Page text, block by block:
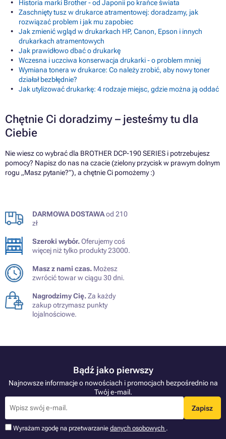
Historia marki Brother - od Japonii po krańce świata
Zaschnięty tusz w drukarce atramentowej: doradzamy, jak
rozwiązać problem i jak mu zapobiec
Jak zmienić wgląd w drukarkach HP, Canon, Epson i innych
drukarkach atramentowych
Jak prawidłowo dbać o drukarkę
Wczesna i uczciwa konserwacja drukarki - o problem mniej
Wymiana tonera w drukarce: Co należy zrobić, aby nowy toner
działał bezbłędnie?
Jak utylizować drukarkę: 4 rodzaje miejsc, gdzie można ją oddać
Chętnie Ci doradzimy – jesteśmy tu dla
Ciebie
Nie wiesz co wybrać dla BROTHER DCP-190 SERIES i potrzebujesz
pomocy? Napisz do nas na czacie (zielony przycisk w prawym dolnym
rogu „Masz pytanie?”), a chętnie Ci pomożemy :)
DARMOWA DOSTAWAod 210
zł
Szeroki wybór.Oferujemy coś
więcej niż tylko produkty 23000.
Masz z nami czas. Możesz
zwrócić towar w ciągu 30 dni.
Nagrodzimy Cię.Za każdy
zakup otrzymasz punkty
lojalnościowe.
Bądź jako pierwszy
Najnowsze informacje o nowościach i promocjach bezpośrednio na
Twój e-mail.
Zapisz
Wyrażam zgodę na przetwarzanie danych osobowych .